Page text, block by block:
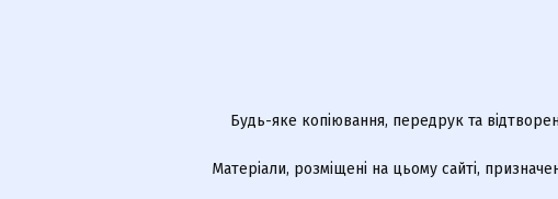
Будь-яке копіювання, передрук та
Матеріали, розміщені на цьому сайті,